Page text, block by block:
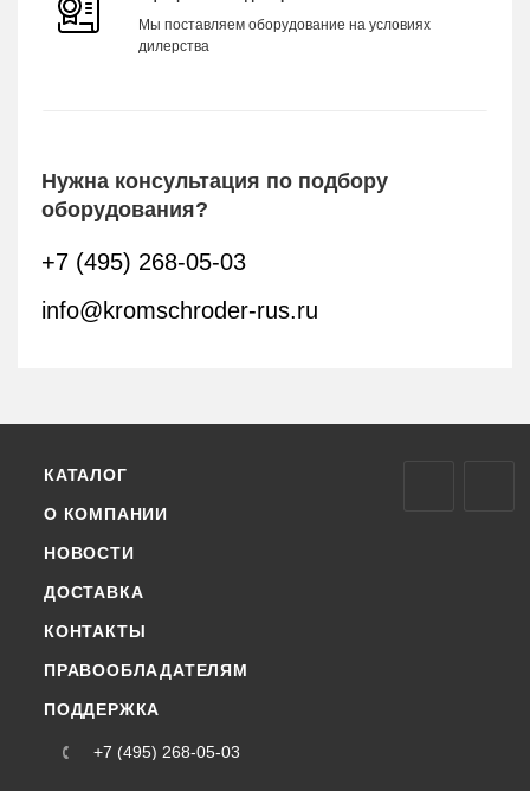
Мы поставляем оборудование на условиях
дилерства
Нужна консультация по подбору
оборудования?
+7 (495) 268-05-03
info@kromschroder-rus.ru
КАТАЛОГ
О КОМПАНИИ
НОВОСТИ
ДОСТАВКА
КОНТАКТЫ
ПРАВООБЛАДАТЕЛЯМ
ПОДДЕРЖКА
+7 (495) 268-05-03